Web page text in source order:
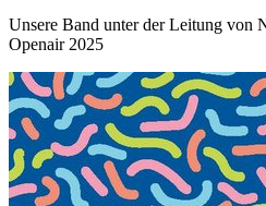
Unsere Band unter der Leitung von
Openair 2025